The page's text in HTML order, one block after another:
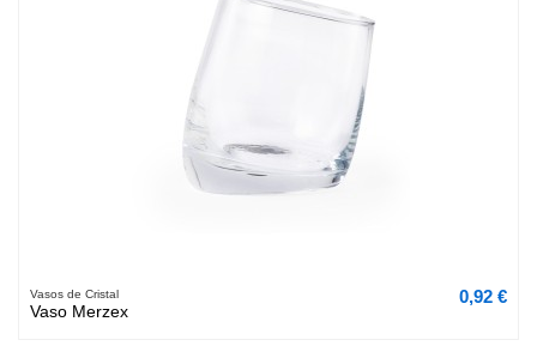
Vasos de Cristal
Vaso Merzex
0,92 €